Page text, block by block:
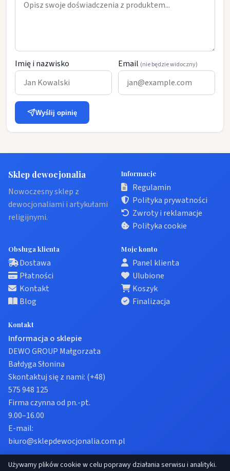
Imię i nazwisko Email (nie będzie widoczny)
Wyślij opinię
Sklep dewocjonalia
Nowoczesny sklep z
dewocjonaliami i artykułami
religijnymi.
Informacje
Regulamin
Polityka prywatności
Zwroty i reklamacje
Polityka cookie
Obsługa klienta
Dostawa
Płatności
Kontakt
Blog
Moje konto
Panel klienta
Ulubione
Koszyk
Finalizacja
Kontakt
Informacja o sklepie
DEWO GROUP Małgorzata
Bałdyga Słonina
Skontaktuj się z nami: (+48)
575 948 125
Firma czynna od pn.-pt.
9.00–16.00
E-mail:
biuro@sklepdewocjonalia.com.pl
Używamy plików cookie w celu poprawy działania serwisu i analityki.